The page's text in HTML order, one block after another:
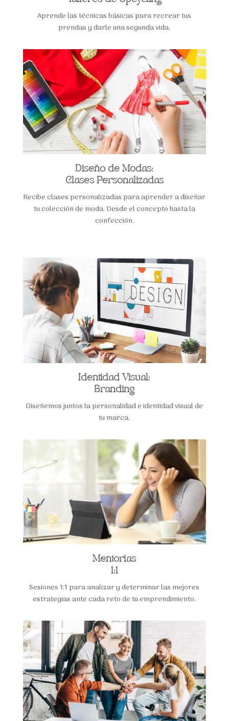
Aprende las técnicas básicas para recrear tus
prendas y darle una segunda vida.
Diseño de Modas:
Clases Personalizadas
Recibe clases personalizadas para aprender a diseñar
tu colección de moda. Desde el concepto hasta la
confección.
Identidad Visual:
Branding
Diseñemos juntos la personalidad e identidad visual de
tu marca.
Mentorías
1:1
Sesiones 1:1 para analizar y determinar las mejores
estrategias ante cada reto de tu emprendimiento.